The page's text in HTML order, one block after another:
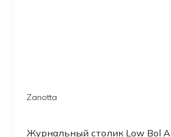
Zanotta
Журнальный столик Low Bol A